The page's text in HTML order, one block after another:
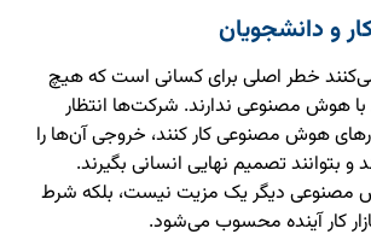
و دانشجویان
خطر اصلی برای کسانی است که هیچ
با هوش مصنوعی ندارند. شرکت‌ها انتظار
هوش مصنوعی کار کنند، خروجی آن‌ها را
و بتوانند تصمیم نهایی انسانی بگیرند.
مصنوعی دیگر یک مزیت نیست، بلکه شرط
کار آینده محسوب می‌شود.